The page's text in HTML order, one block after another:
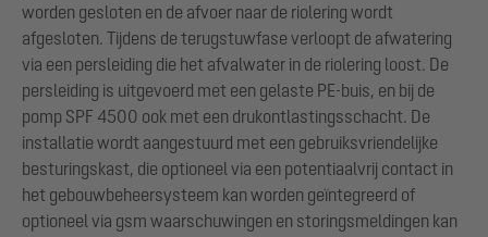
worden gesloten en de afvoer naar de riolering wordt
afgesloten. Tijdens de terugstuwfase verloopt de afwatering
via een persleiding die het afvalwater in de riolering loost. De
persleiding is uitgevoerd met een gelaste PE-buis, en bij de
pomp SPF 4500 ook met een drukontlastingsschacht. De
installatie wordt aangestuurd met een gebruiksvriendelijke
besturingskast, die optioneel via een potentiaalvrij contact in
het gebouwbeheersysteem kan worden geïntegreerd of
optioneel via gsm waarschuwingen en storingsmeldingen kan